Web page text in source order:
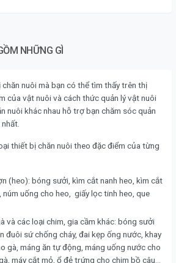
NHỮNG GÌ
nuôi mà bạn có thể tìm thấy trên thị
của vật nuôi và cách thức quản lý vật nuôi
nuôi khác nhau hỗ trợ bạn chăm sóc quản
thiết bị chăn nuôi theo đặc điểm của từng
(heo): bóng sưởi, kìm cắt nanh heo, kìm cắt
núm uống cho heo, giấy lọc tinh heo, que
và các loại chim, gia cầm khác: bóng sưởi
đuôi sứ chống cháy, đai kẹp ống nước, khay
gà, máng ăn tự động, máng uống nước cho
máy cắt mỏ, ổ đẻ trứng cho chim bồ câu…